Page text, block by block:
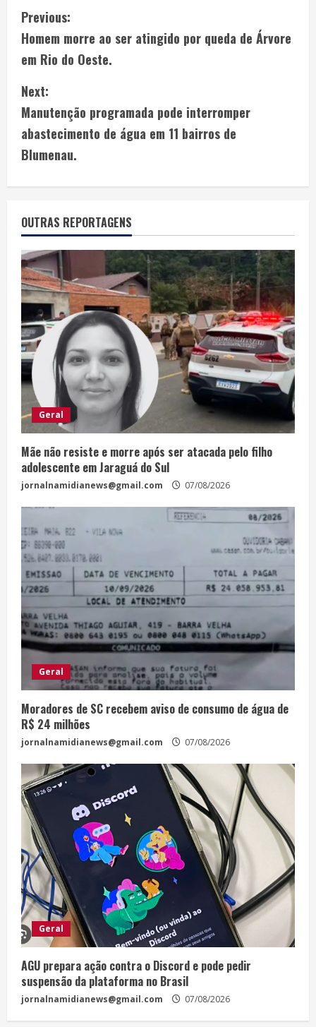
Previous:
Homem morre ao ser atingido por queda de Árvore
em Rio do Oeste.
Next:
Manutenção programada pode interromper
abastecimento de água em 11 bairros de
Blumenau.
OUTRAS REPORTAGENS
Geral
Mãe não resiste e morre após ser atacada pelo filho
adolescente em Jaraguá do Sul
jornalnamidianews@gmail.com 07/08/2026
Geral
Moradores de SC recebem aviso de consumo de água de
R$ 24 milhões
jornalnamidianews@gmail.com 07/08/2026
Geral
AGU prepara ação contra o Discord e pode pedir
suspensão da plataforma no Brasil
jornalnamidianews@gmail.com 07/08/2026